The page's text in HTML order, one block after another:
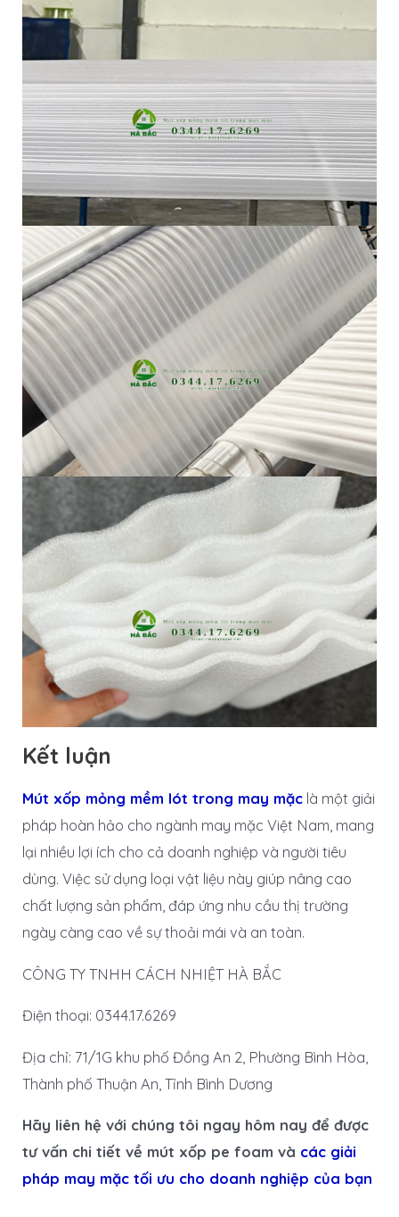
Kết luận
Mút xốp mỏng mềm lót trong may mặc là một giải
pháp hoàn hảo cho ngành may mặc Việt Nam, mang
lại nhiều lợi ích cho cả doanh nghiệp và người tiêu
dùng. Việc sử dụng loại vật liệu này giúp nâng cao
chất lượng sản phẩm, đáp ứng nhu cầu thị trường
ngày càng cao về sự thoải mái và an toàn.
CÔNG TY TNHH CÁCH NHIỆT HÀ BẮC
Điện thoại: 0344.17.6269
Địa chỉ: 71/1G khu phố Đồng An 2, Phường Bình Hòa,
Thành phố Thuận An, Tỉnh Bình Dương
Hãy liên hệ với chúng tôi ngay hôm nay để được
tư vấn chi tiết về mút xốp pe foam và các giải
pháp may mặc tối ưu cho doanh nghiệp của bạn